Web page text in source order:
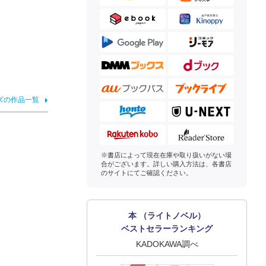
の作品一覧
※書店によって現在在庫や取り扱いがない場
合がございます。詳しい購入方法は、各書店
のサイトにてご確認ください。
本 （ライトノベル）
ベストセラーランキング
KADOKAWA調べ